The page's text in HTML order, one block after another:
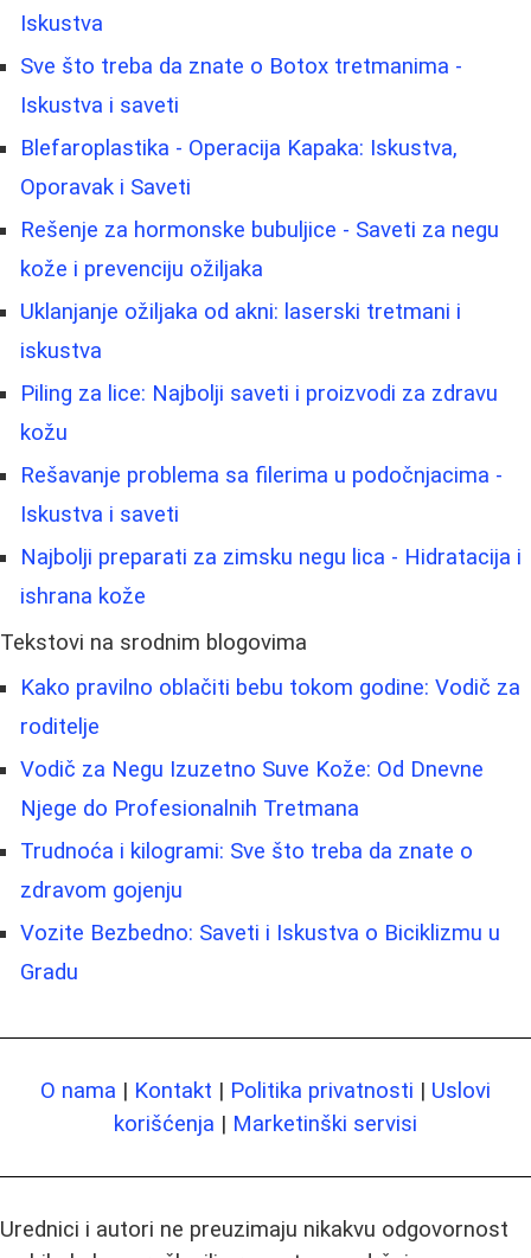
Iskustva
Sve što treba da znate o Botox tretmanima -
Iskustva i saveti
Blefaroplastika - Operacija Kapaka: Iskustva,
Oporavak i Saveti
Rešenje za hormonske bubuljice - Saveti za negu
kože i prevenciju ožiljaka
Uklanjanje ožiljaka od akni: laserski tretmani i
iskustva
Piling za lice: Najbolji saveti i proizvodi za zdravu
kožu
Rešavanje problema sa filerima u podočnjacima -
Iskustva i saveti
Najbolji preparati za zimsku negu lica - Hidratacija i
ishrana kože
Tekstovi na srodnim blogovima
Kako pravilno oblačiti bebu tokom godine: Vodič za
roditelje
Vodič za Negu Izuzetno Suve Kože: Od Dnevne
Njege do Profesionalnih Tretmana
Trudnoća i kilogrami: Sve što treba da znate o
zdravom gojenju
Vozite Bezbedno: Saveti i Iskustva o Biciklizmu u
Gradu
O nama | Kontakt | Politika privatnosti | Uslovi
korišćenja | Marketinški servisi
Urednici i autori ne preuzimaju nikakvu odgovornost